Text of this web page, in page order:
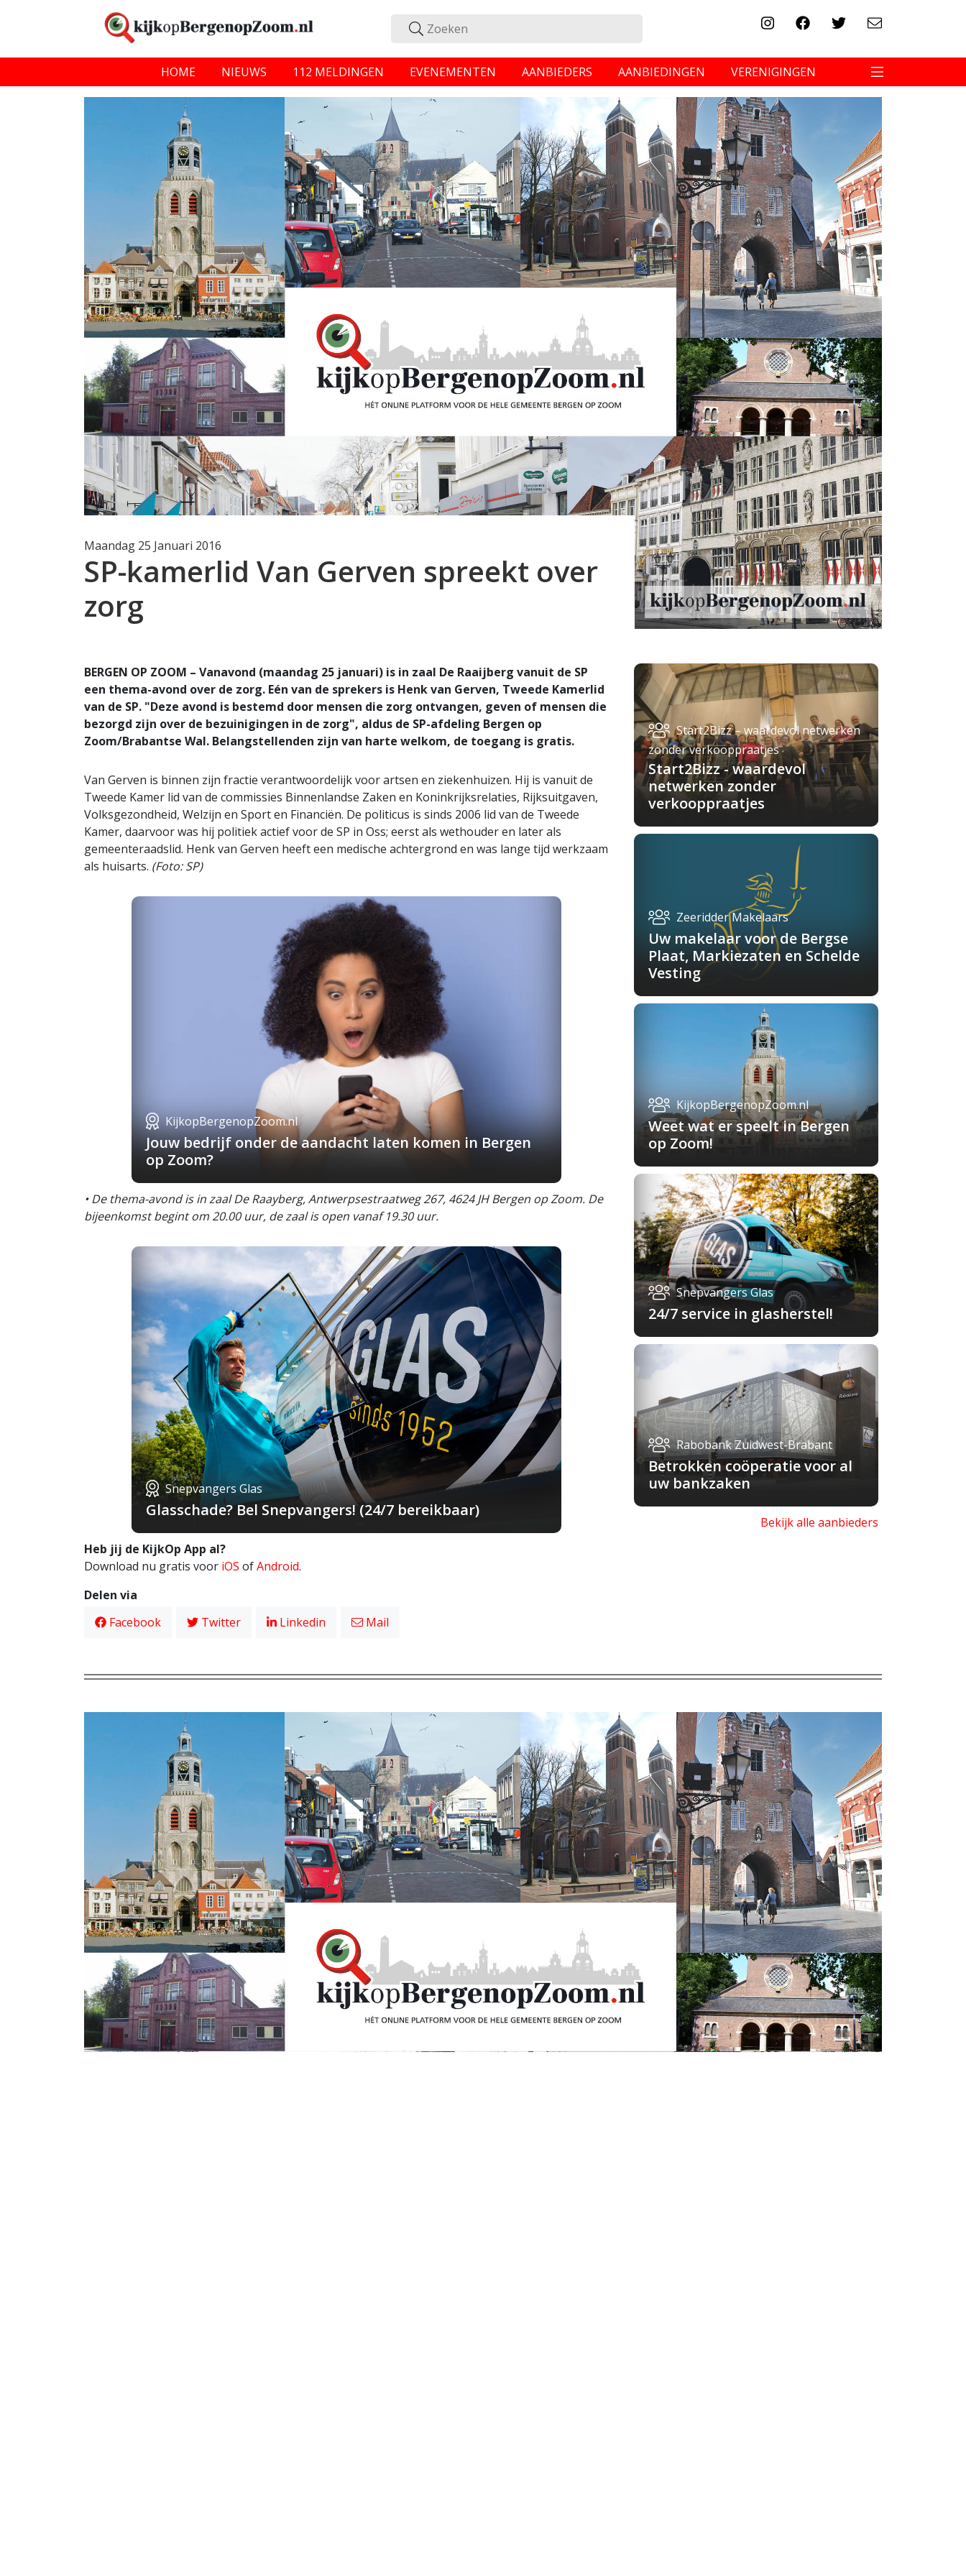
HOME NIEUWS 112 MELDINGEN EVENEMENTEN AANBIEDERS AANBIEDINGEN VERENIGINGEN
Maandag 25 Januari 2016
SP-kamerlid Van Gerven spreekt over
zorg
BERGEN OP ZOOM – Vanavond (maandag 25 januari) is in zaal De Raaijberg vanuit de SP
een thema-avond over de zorg. Eén van de sprekers is Henk van Gerven, Tweede Kamerlid
van de SP. "Deze avond is bestemd door mensen die zorg ontvangen, geven of mensen die
bezorgd zijn over de bezuinigingen in de zorg", aldus de SP-afdeling Bergen op
Zoom/Brabantse Wal. Belangstellenden zijn van harte welkom, de toegang is gratis.
Van Gerven is binnen zijn fractie verantwoordelijk voor artsen en ziekenhuizen. Hij is vanuit de
Tweede Kamer lid van de commissies Binnenlandse Zaken en Koninkrijksrelaties, Rijksuitgaven,
Volksgezondheid, Welzijn en Sport en Financiën. De politicus is sinds 2006 lid van de Tweede
Kamer, daarvoor was hij politiek actief voor de SP in Oss; eerst als wethouder en later als
gemeenteraadslid. Henk van Gerven heeft een medische achtergrond en was lange tijd werkzaam
als huisarts. (Foto: SP)
KijkopBergenopZoom.nl
Jouw bedrijf onder de aandacht laten komen in Bergen
op Zoom?
• De thema-avond is in zaal De Raayberg, Antwerpsestraatweg 267, 4624 JH Bergen op Zoom. De
bijeenkomst begint om 20.00 uur, de zaal is open vanaf 19.30 uur.
Snepvangers Glas
Glasschade? Bel Snepvangers! (24/7 bereikbaar)
Heb jij de KijkOp App al?
Download nu gratis voor iOS ofAndroid.
Delen via
Facebook
Twitter Linkedin Mail
Start2Bizz – waardevol netwerken
zonder verkooppraatjes
Start2Bizz - waardevol
netwerken zonder
verkooppraatjes
Zeeridder Makelaars
Uw makelaar voor de Bergse
Plaat, Markiezaten en Schelde
Vesting
KijkopBergenopZoom.nl
Weet wat er speelt in Bergen
op Zoom!
Snepvangers Glas
24/7 service in glasherstel!
Rabobank Zuidwest-Brabant
Betrokken coöperatie voor al
uw bankzaken
Bekijk alle aanbieders